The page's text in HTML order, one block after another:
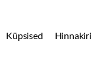
Küpsised Hinnakiri